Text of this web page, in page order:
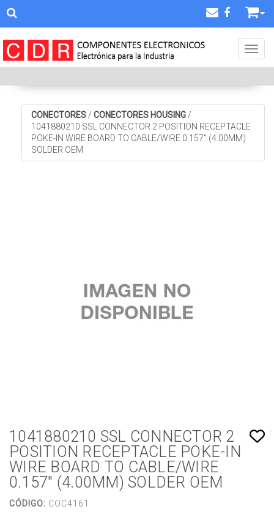
CONECTORES / CONECTORES HOUSING /
1041880210 SSL CONNECTOR 2 POSITION RECEPTACLE
POKE-IN WIRE BOARD TO CABLE/WIRE 0.157" (4.00MM)
SOLDER OEM
1041880210 SSL CONNECTOR 2
POSITION RECEPTACLE POKE-IN
WIRE BOARD TO CABLE/WIRE
0.157" (4.00MM) SOLDER OEM
CÓDIGO: COC4161